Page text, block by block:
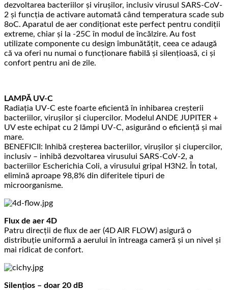
dezvoltarea bacteriilor și virușilor, inclusiv virusul SARS-CoV-
2 și funcția de activare automată când temperatura scade sub
8oC. Aparatul de aer condiționat este perfect pentru condiții
extreme, chiar și la -25C în modul de încălzire. Au fost
utilizate componente cu design îmbunătățit, ceea ce adaugă
că va oferi nu numai o funcționare fiabilă și silențioasă, ci și
confort pentru ani de zile.
LAMPĂ UV-C
Radiația UV-C este foarte eficientă în inhibarea creșterii
bacteriilor, virușilor și ciupercilor. Modelul ANDE JUPITER +
UV este echipat cu 2 lămpi UV-C, asigurând o eficiență și mai
mare.
BENEFICII: Inhibă creșterea bacteriilor, virușilor și ciupercilor,
inclusiv – inhibă dezvoltarea virusului SARS-CoV-2, a
bacteriilor Escherichia Coli, a virusului gripal H3N2. În total,
elimină aproape 98,8% din diferitele tipuri de
microorganisme.
Flux de aer 4D
Patru direcții de flux de aer (4D AIR FLOW) asigură o
distribuție uniformă a aerului în întreaga cameră și un nivel și
mai ridicat de confort.
Silențios – doar 20 dB